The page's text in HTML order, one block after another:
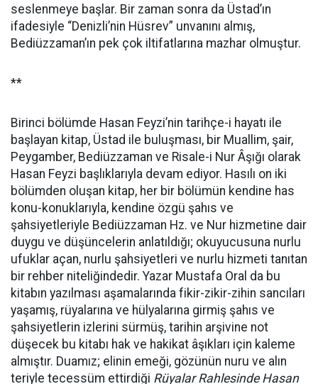
seslenmeye başlar. Bir zaman sonra da Üstad’ın
ifadesiyle “Denizli’nin Hüsrev” unvanını almış,
Bediüzzaman’ın pek çok iltifatlarına mazhar olmuştur.
**
Birinci bölümde Hasan Feyzi’nin tarihçe-i hayatı ile
başlayan kitap, Üstad ile buluşması, bir Muallim, şair,
Peygamber, Bediüzzaman ve Risale-i Nur Âşığı olarak
Hasan Feyzi başlıklarıyla devam ediyor. Hasılı on iki
bölümden oluşan kitap, her bir bölümün kendine has
konu-konuklarıyla, kendine özgü şahıs ve
şahsiyetleriyle Bediüzzaman Hz. ve Nur hizmetine dair
duygu ve düşüncelerin anlatıldığı; okuyucusuna nurlu
ufuklar açan, nurlu şahsiyetleri ve nurlu hizmeti tanıtan
bir rehber niteliğindedir. Yazar Mustafa Oral da bu
kitabın yazılması aşamalarında fikir-zikir-zihin sancıları
yaşamış, rüyalarına ve hülyalarına girmiş şahıs ve
şahsiyetlerin izlerini sürmüş, tarihin arşivine not
düşecek bu kitabı hak ve hakikat âşıkları için kaleme
almıştır. Duamız; elinin emeği, gözünün nuru ve alın
teriyle tecessüm ettirdiği Rüyalar Rahlesinde Hasan